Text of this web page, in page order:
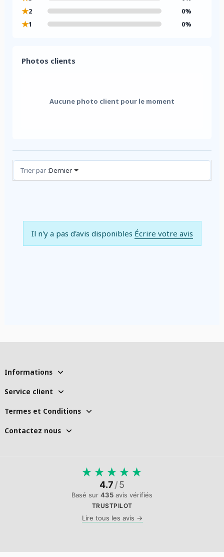
★2 0%
★1 0%
Photos clients
Aucune photo client pour le moment
Avis (0)
Trier par :Dernier
Il n'y a pas d'avis disponibles Écrire votre avis
Informations
Service client
Termes et Conditions
Contactez nous
★ ★ ★ ★ ★
4.7/5
Basé sur 435 avis vérifiés
TRUSTPILOT
Lire tous les avis →